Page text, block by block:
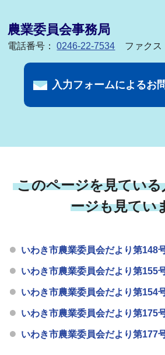
農業委員会事務局
電話番号：0246-22-7534 ファクス
入力フォームによるお
このページを見てい
ージも見てい
いわき市農業委員会だより第148
いわき市農業委員会だより第155
いわき市農業委員会だより第154
いわき市農業委員会だより第175
いわき市農業委員会だより第177